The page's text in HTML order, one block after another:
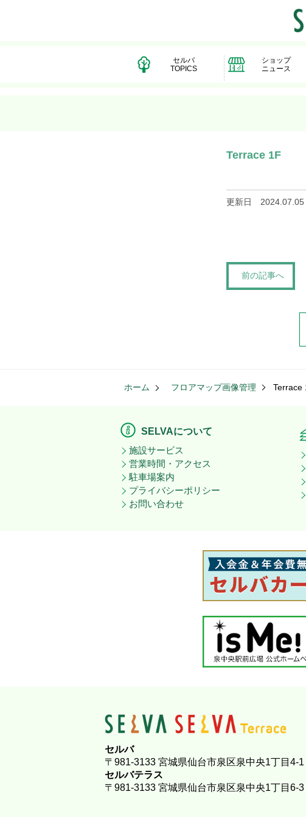
セルバ
TOPICS
ショップ
ニュース
Terrace 1F
更新日 2024.07.05
前の記事へ
ホーム フロアマップ画像管理 Terrace
SELVAについて
施設サービス
営業時間・アクセス
駐車場案内
プライバシーポリシー
お問い合わせ
セルバ
〒981-3133 宮城県仙台市泉区泉中央1丁目4-1
セルバテラス
〒981-3133 宮城県仙台市泉区泉中央1丁目6-3